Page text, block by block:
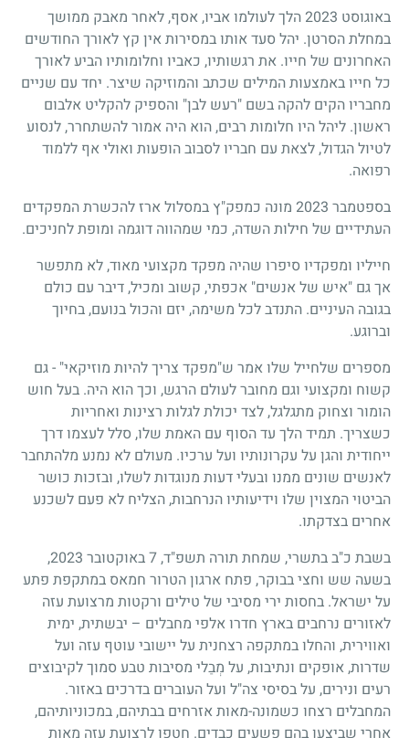
באוגוסט 2023 הלך לעולמו אביו, אסף, לאחר מאבק ממושך
במחלת הסרטן. יהל סעד אותו במסירות אין קץ לאורך החודשים
האחרונים של חייו. את רגשותיו, כאביו וחלומותיו הביע לאורך
כל חייו באמצעות המילים שכתב והמוזיקה שיצר. יחד עם שניים
מחבריו הקים להקה בשם "רעש לבן" והספיק להקליט אלבום
ראשון. ליהל היו חלומות רבים, הוא היה אמור להשתחרר, לנסוע
לטיול הגדול, לצאת עם חבריו לסבוב הופעות ואולי אף ללמוד
רפואה.
בספטמבר 2023 מונה כמפק"ץ במסלול ארז להכשרת המפקדים
העתידיים של חילות השדה, כמי שמהווה דוגמה ומופת לחניכים.
חייליו ומפקדיו סיפרו שהיה מפקד מקצועי מאוד, לא מתפשר
אך גם "איש של אנשים" אכפתי, קשוב ומכיל, דיבר עם כולם
בגובה העיניים. התנדב לכל משימה, יזם והכול בנועם, בחיוך
וברוגע.
מספרים שלחייל שלו אמר ש"מפקד צריך להיות מוזיקאי" - גם
קשוח ומקצועי וגם מחובר לעולם הרגש, וכך הוא היה. בעל חוש
הומור וצחוק מתגלגל, לצד יכולת לגלות רצינות ואחריות
כשצריך. תמיד הלך עד הסוף עם האמת שלו, סלל לעצמו דרך
ייחודית והגן על עקרונותיו ועל ערכיו. מעולם לא נמנע מלהתחבר
לאנשים שונים ממנו ובעלי דעות מנוגדות לשלו, ובזכות כושר
הביטוי המצוין שלו וידיעותיו הנרחבות, הצליח לא פעם לשכנע
אחרים בצדקתו.
בשבת כ"ב בתשרי, שמחת תורה תשפ"ד, 7 באוקטובר 2023,
בשעה שש וחצי בבוקר, פתח ארגון הטרור חמאס במתקפת פתע
על ישראל. בחסות ירי מסיבי של טילים ורקטות מרצועת עזה
לאזורים נרחבים בארץ חדרו אלפי מחבלים – יבשתית, ימית
ואווירית, והחלו במתקפה רצחנית על יישובי עוטף עזה ועל
שדרות, אופקים ונתיבות, על מְבַלי מסיבות טבע סמוך לקיבוצים
רעים ונירים, על בסיסי צה"ל ועל העוברים בדרכים באזור.
המחבלים רצחו כשמונה-מאות אזרחים בבתיהם, במכוניותיהם,
אחרי שביצעו בהם פשעים כבדים. חטפו לרצועת עזה מאות